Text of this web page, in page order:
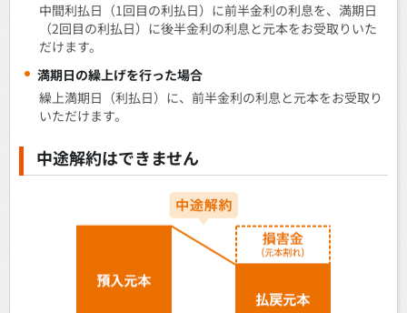
中間利払日（1回目の利払日）に前半金利の利息を、満期日
（2回目の利払日）に後半金利の利息と元本をお受取りいた
だけます。
満期日の繰上げを行った場合
繰上満期日（利払日）に、前半金利の利息と元本をお受取り
いただけます。
中途解約はできません